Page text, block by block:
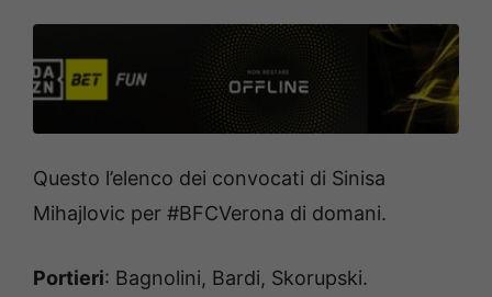
Questo l’elenco dei convocati di Sinisa
Mihajlovic per #BFCVerona di domani.
Portieri: Bagnolini, Bardi, Skorupski.